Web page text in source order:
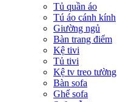
Tủ quần áo
Tú áo cánh kính
Giường ngủ
Bàn trang điểm
Kệ tivi
Tủ tivi
Kệ tv treo tường
Bàn sofa
Ghế sofa